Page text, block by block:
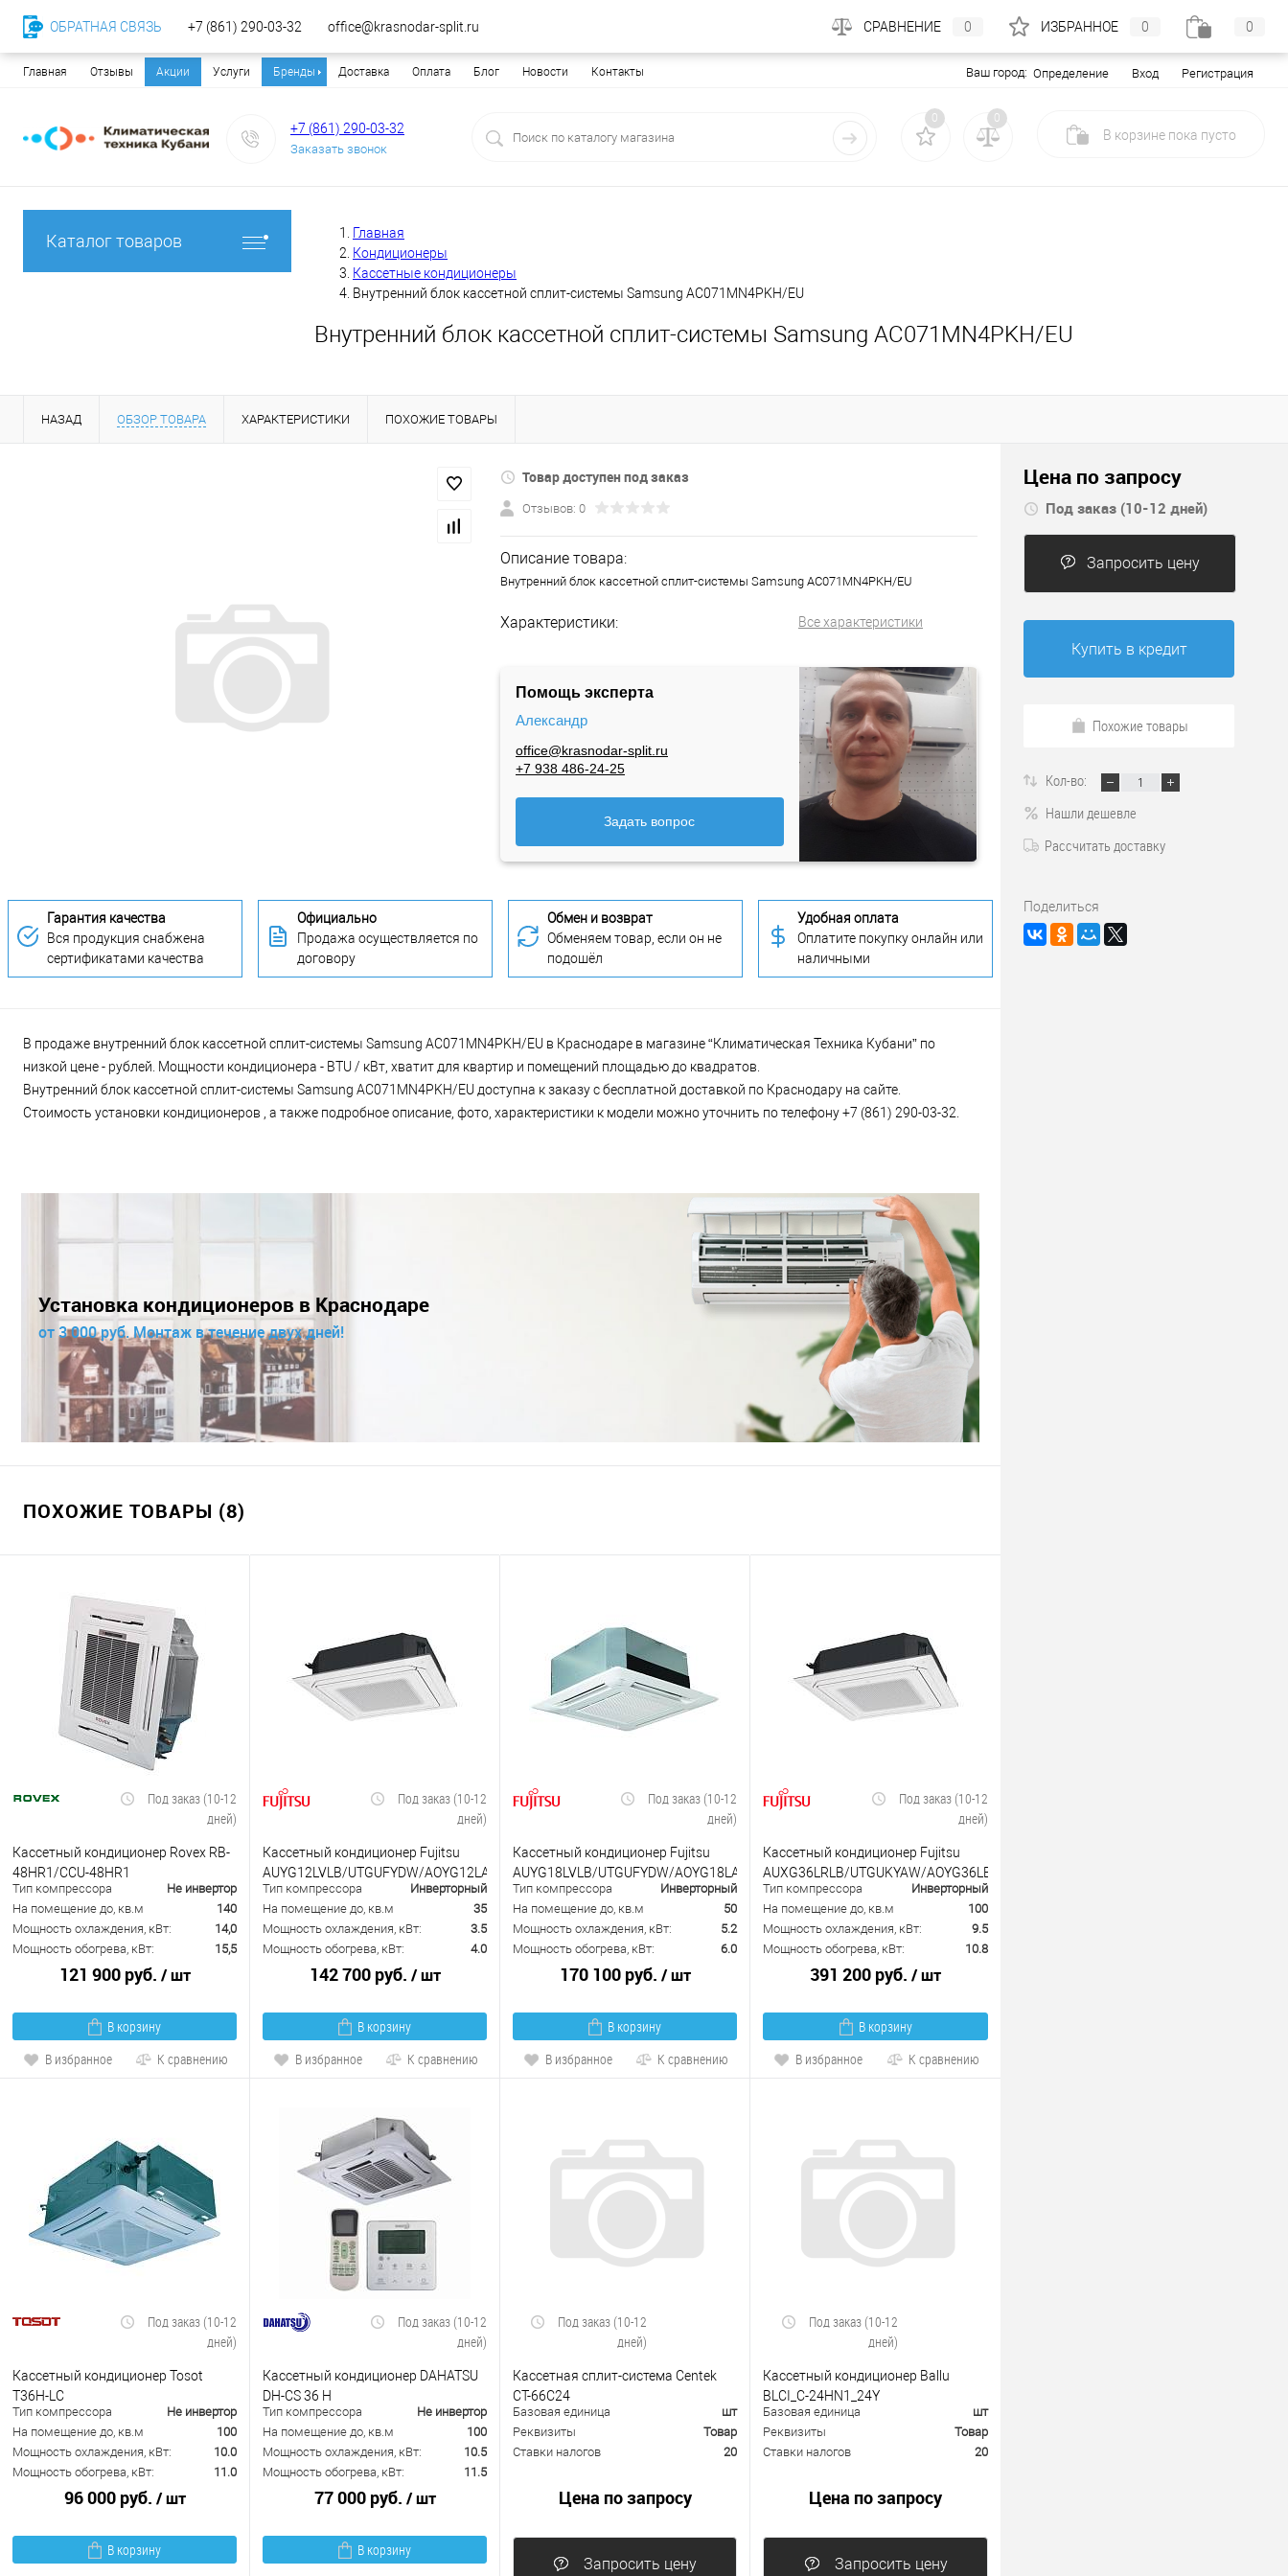
Главная Отзывы Акции Услуги Бренды Доставка Оплата Блог Новости Контакты Ваш город: Определение Вход Регистрация
+7 (861) 290-03-32
Заказать звонок
0 0
В корзине пока пусто
Каталог товаров
Главная
Кондиционеры
Кассетные кондиционеры
Внутренний блок кассетной сплит-системы Samsung AC071MN4PKH/EU
Внутренний блок кассетной сплит-системы Samsung AC071MN4PKH/EU
НАЗАД ОБЗОР ТОВАРА ХАРАКТЕРИСТИКИ ПОХОЖИЕ ТОВАРЫ
Товар доступен под заказ
Отзывов: 0
Описание товара:
Внутренний блок кассетной сплит-системы Samsung AC071MN4PKH/EU
Характеристики: Все характеристики
Помощь эксперта
Александр
office@krasnodar-split.ru
+7 938 486-24-25
Задать вопрос
Гарантия качества
Вся продукция снабжена
сертификатами качества
Официально
Продажа осуществляется по
договору
Обмен и возврат
Обменяем товар, если он не
подошёл
Удобная оплата
Оплатите покупку онлайн или
наличными
В продаже внутренний блок кассетной сплит-системы Samsung AC071MN4PKH/EU в Краснодаре в магазине “Климатическая Техника Кубани” по
низкой цене - рублей. Мощности кондиционера - BTU / кВт, хватит для квартир и помещений площадью до квадратов.
Внутренний блок кассетной сплит-системы Samsung AC071MN4PKH/EU доступна к заказу с бесплатной доставкой по Краснодару на сайте.
Стоимость установки кондиционеров , а также подробное описание, фото, характеристики к модели можно уточнить по телефону +7 (861) 290-03-32.
Установка кондиционеров в Краснодаре
от 3 000 руб. Монтаж в течение двух дней!
ПОХОЖИЕ ТОВАРЫ (8)
Под заказ (10-12
дней)
Кассетный кондиционер Rovex RB-
48HR1/CCU-48HR1
Тип компрессора
Не инвертор
На помещение до, кв.м
140
Мощность охлаждения, кВт:
14,0
Мощность обогрева, кВт:
15,5
121 900 руб. / шт
В корзину
В избранное
К сравнению
Под заказ (10-12
дней)
Кассетный кондиционер Fujitsu
AUYG12LVLB/UTGUFYDW/AOYG12LALL
Тип компрессора
Инверторный
На помещение до, кв.м
35
Мощность охлаждения, кВт:
3.5
Мощность обогрева, кВт:
4.0
142 700 руб. / шт
В корзину
В избранное
К сравнению
Под заказ (10-12
дней)
Кассетный кондиционер Fujitsu
AUYG18LVLB/UTGUFYDW/AOYG18LALL
Тип компрессора
Инверторный
На помещение до, кв.м
50
Мощность охлаждения, кВт:
5.2
Мощность обогрева, кВт:
6.0
170 100 руб. / шт
В корзину
В избранное
К сравнению
Под заказ (10-12
дней)
Кассетный кондиционер Fujitsu
AUXG36LRLB/UTGUKYAW/AOYG36LВТА
Тип компрессора
Инверторный
На помещение до, кв.м
100
Мощность охлаждения, кВт:
9.5
Мощность обогрева, кВт:
10.8
391 200 руб. / шт
В корзину
В избранное
К сравнению
Под заказ (10-12
дней)
Кассетный кондиционер Tosot
T36H-LC
Тип компрессора
Не инвертор
На помещение до, кв.м
100
Мощность охлаждения, кВт:
10.0
Мощность обогрева, кВт:
11.0
96 000 руб. / шт
В корзину
Под заказ (10-12
дней)
Кассетный кондиционер DAHATSU
DH-CS 36 H
Тип компрессора
Не инвертор
На помещение до, кв.м
100
Мощность охлаждения, кВт:
10.5
Мощность обогрева, кВт:
11.5
77 000 руб. / шт
В корзину
Под заказ (10-12
дней)
Кассетная сплит-система Centek
CT-66С24
Базовая единица
шт
Реквизиты
Товар
Ставки налогов
20
Цена по запросу
Запросить цену
Под заказ (10-12
дней)
Кассетный кондиционер Ballu
BLCI_C-24HN1_24Y
Базовая единица
шт
Реквизиты
Товар
Ставки налогов
20
Цена по запросу
Запросить цену
Цена по запросу
Под заказ (10-12 дней)
Запросить цену
Купить в кредит
Похожие товары
Кол-во:
Нашли дешевле
Рассчитать доставку
Поделиться
ОБРАТНАЯ СВЯЗЬ +7 (861) 290-03-32 office@krasnodar-split.ru СРАВНЕНИЕ 0 ИЗБРАННОЕ 0 0